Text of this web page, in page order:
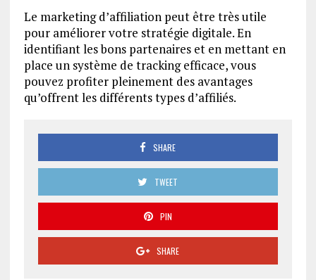
Le marketing d’affiliation peut être très utile
pour améliorer votre stratégie digitale. En
identifiant les bons partenaires et en mettant en
place un système de tracking efficace, vous
pouvez profiter pleinement des avantages
qu’offrent les différents types d’affiliés.
SHARE
TWEET
PIN
SHARE